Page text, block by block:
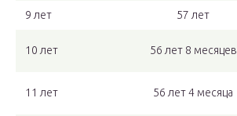
9 лет 57 лет
10 лет 56 лет 8 месяцев
11 лет 56 лет 4 месяца